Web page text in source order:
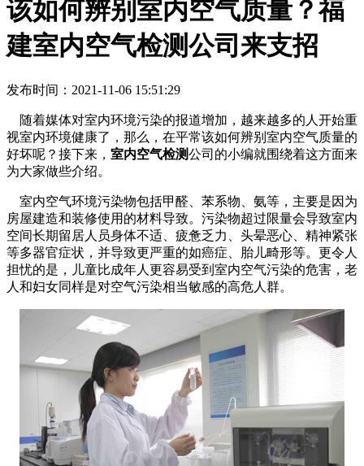
该如何辨别室内空气质量？福
建室内空气检测公司来支招
发布时间：2021-11-06 15:51:29
随着媒体对室内环境污染的报道增加，越来越多的人开始重
视室内环境健康了，那么，在平常该如何辨别室内空气质量的
好坏呢？接下来， 室内空气检测公司的小编就围绕着这方面来
为大家做些介绍。
室内空气环境污染物包括甲醛、苯系物、氨等，主要是因为
房屋建造和装修使用的材料导致。污染物超过限量会导致室内
空间长期留居人员身体不适、疲惫乏力、头晕恶心、精神紧张
等多器官症状，并导致更严重的如癌症、胎儿畸形等。更令人
担忧的是，儿童比成年人更容易受到室内空气污染的危害，老
人和妇女同样是对空气污染相当敏感的高危人群。